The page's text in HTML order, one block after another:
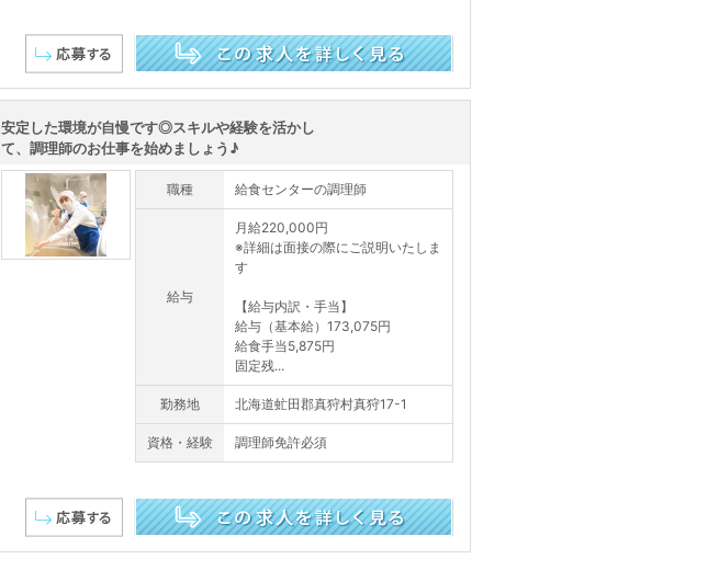
安定した環境が自慢です◎スキルや経験を活かし
て、調理師のお仕事を始めましょう♪
職種 給食センターの調理師
給与
月給220,000円
※詳細は面接の際にご説明いたしま
す
【給与内訳・手当】
給与（基本給）173,075円
給食手当5,875円
固定残...
勤務地 北海道虻田郡真狩村真狩17-1
資格・経験 調理師免許必須